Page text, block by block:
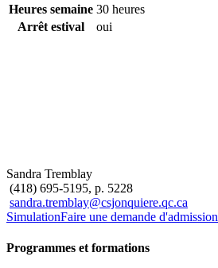
Heures semaine 30 heures
Arrêt estival
oui
Sandra Tremblay
(418) 695-5195, p. 5228
sandra.tremblay@csjonquiere.qc.ca
SimulationFaire une demande d'admission
Programmes et formations